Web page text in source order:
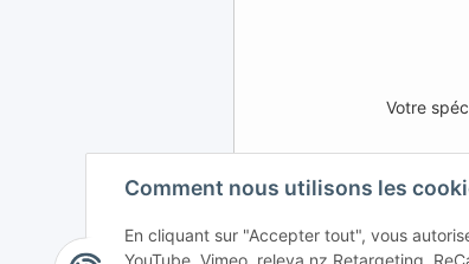
Comment nous utilisons les
En cliquant sur "Accepter tout", vous
YouTube, Vimeo, releva.nz Retargeting,
Votre
AFATEK
DE AT